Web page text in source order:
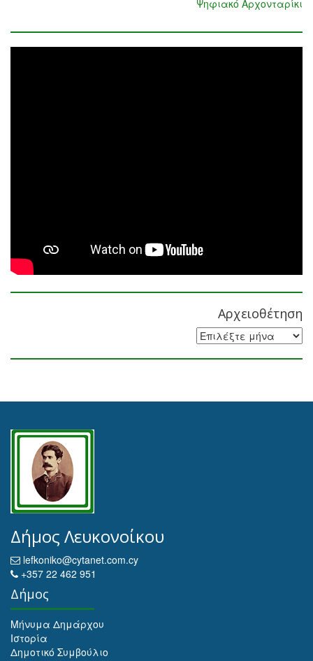
Ψηφιακό Αρχονταρίκι
Αρχειοθέτηση
Αρχειοθέτηση
Δήμος Λευκονοίκου
lefkoniko@cytanet.com.cy
+357 22 462 951
Δήμος
Μήνυμα Δημάρχου
Ιστορία
Δημοτικό Συμβούλιο